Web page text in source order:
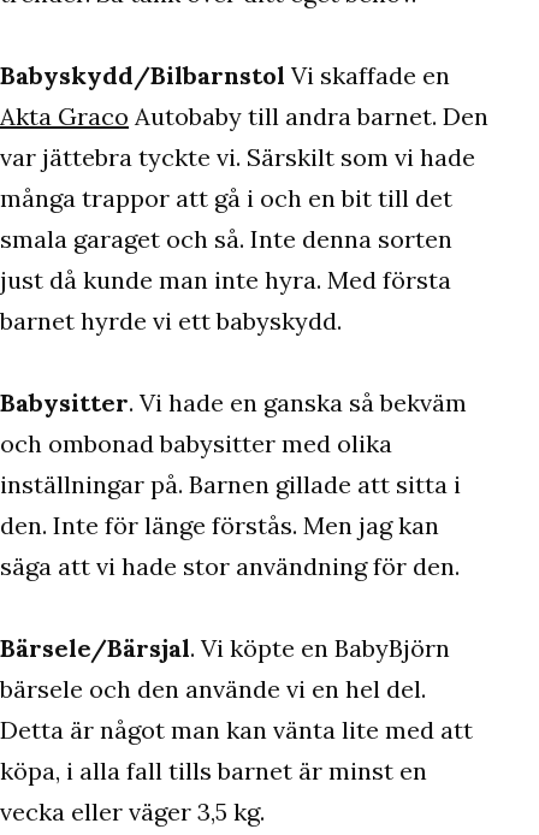
Babyskydd/Bilbarnstol Vi skaffade en
Akta Graco Autobaby till andra barnet. Den
var jättebra tyckte vi. Särskilt som vi hade
många trappor att gå i och en bit till det
smala garaget och så. Inte denna sorten
just då kunde man inte hyra. Med första
barnet hyrde vi ett babyskydd.
Babysitter. Vi hade en ganska så bekväm
och ombonad babysitter med olika
inställningar på. Barnen gillade att sitta i
den. Inte för länge förstås. Men jag kan
säga att vi hade stor användning för den.
Bärsele/Bärsjal. Vi köpte en BabyBjörn
bärsele och den använde vi en hel del.
Detta är något man kan vänta lite med att
köpa, i alla fall tills barnet är minst en
vecka eller väger 3,5 kg.